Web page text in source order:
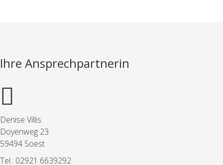
Ihre Ansprechpartnerin
Denise Villis
Doyenweg 23
59494 Soest
Tel.: 02921 6639292